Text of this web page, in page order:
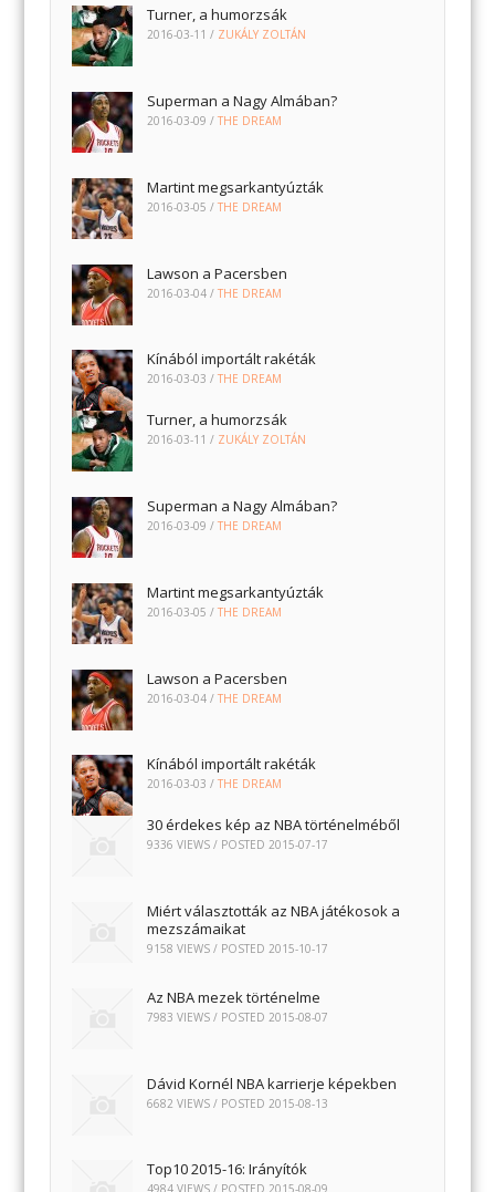
Turner, a humorzsák
2016-03-11 / ZUKÁLY ZOLTÁN
Superman a Nagy Almában?
2016-03-09 /THE DREAM
Martint megsarkantyúzták
2016-03-05 /THE DREAM
Lawson a Pacersben
2016-03-04 /THE DREAM
Kínából importált rakéták
2016-03-03 /THE DREAM
Turner, a humorzsák
2016-03-11 / ZUKÁLY ZOLTÁN
Superman a Nagy Almában?
2016-03-09 /THE DREAM
Martint megsarkantyúzták
2016-03-05 /THE DREAM
Lawson a Pacersben
2016-03-04 /THE DREAM
Kínából importált rakéták
2016-03-03 /THE DREAM
30 érdekes kép az NBA történelméből
9336 VIEWS / POSTED2015-07-17
Miért választották az NBA játékosok a
mezszámaikat
9158 VIEWS / POSTED2015-10-17
Az NBA mezek történelme
7983 VIEWS / POSTED2015-08-07
Dávid Kornél NBA karrierje képekben
6682 VIEWS / POSTED 2015-08-13
Top10 2015-16: Irányítók